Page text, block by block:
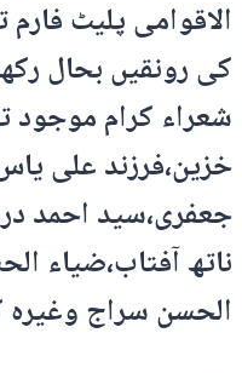
الاقوامی پلیٹ
کی رونقیں بحال
شعراء کرام موجود
خزین،فرزند علی
جعفری،سید احمد
ناتھ آفتاب،ضیاء
الحسن سراج وغیرہ